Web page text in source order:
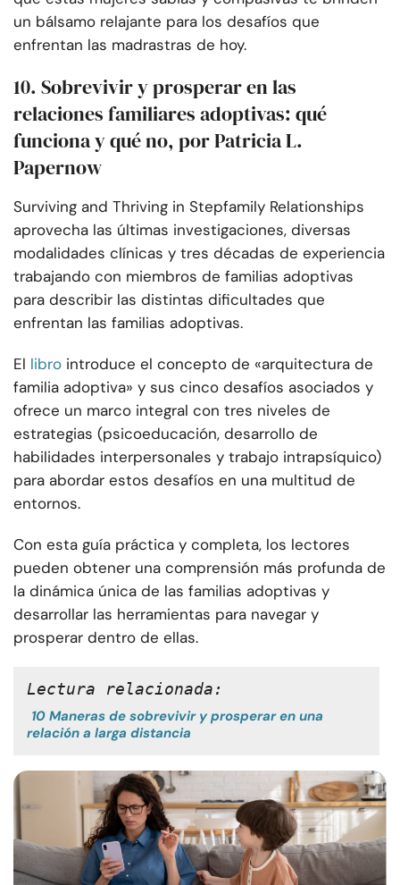
un bálsamo relajante para los desafíos que
enfrentan las madrastras de hoy.
10. Sobrevivir y prosperar en las
relaciones familiares adoptivas: qué
funciona y qué no, por Patricia L.
Papernow
Surviving and Thriving in Stepfamily Relationships
aprovecha las últimas investigaciones, diversas
modalidades clínicas y tres décadas de experiencia
trabajando con miembros de familias adoptivas
para describir las distintas dificultades que
enfrentan las familias adoptivas.
El libro introduce el concepto de «arquitectura de
familia adoptiva» y sus cinco desafíos asociados y
ofrece un marco integral con tres niveles de
estrategias (psicoeducación, desarrollo de
habilidades interpersonales y trabajo intrapsíquico)
para abordar estos desafíos en una multitud de
entornos.
Con esta guía práctica y completa, los lectores
pueden obtener una comprensión más profunda de
la dinámica única de las familias adoptivas y
desarrollar las herramientas para navegar y
prosperar dentro de ellas.
Lectura relacionada:
10 Maneras de sobrevivir y prosperar en una
relación a larga distancia